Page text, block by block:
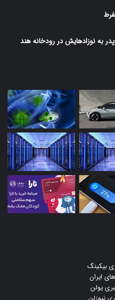
به نوزادهایش در رودخانه هند
بیکینگ
ایران
یولن